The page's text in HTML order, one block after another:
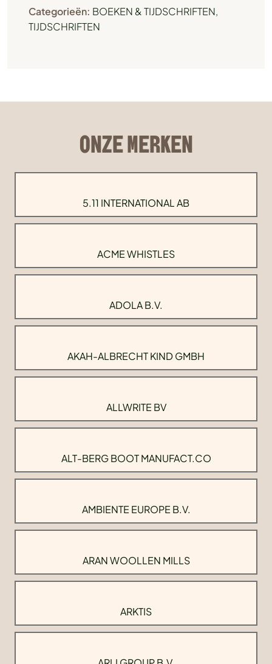
Categorieën: BOEKEN & TIJDSCHRIFTEN,
TIJDSCHRIFTEN
ONZE MERKEN
5.11 INTERNATIONAL AB
ACME WHISTLES
ADOLA B.V.
AKAH-ALBRECHT KIND GMBH
ALLWRITE BV
ALT-BERG BOOT MANUFACT.CO
AMBIENTE EUROPE B.V.
ARAN WOOLLEN MILLS
ARKTIS